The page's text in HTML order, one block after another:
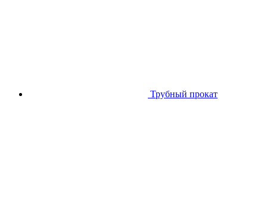
Трубный прокат